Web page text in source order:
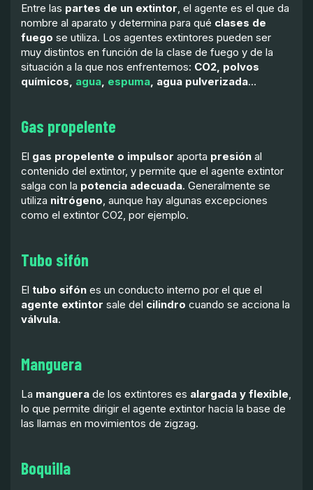
Entre las partes de un extintor, el agente es el que da
nombre al aparato y determina para qué clases de
fuego se utiliza. Los agentes extintores pueden ser
muy distintos en función de la clase de fuego y de la
situación a la que nos enfrentemos: CO2, polvos
químicos, agua, espuma, agua pulverizada…
Gas propelente
El gas propelente o impulsor aporta presión al
contenido del extintor, y permite que el agente extintor
salga con la potencia adecuada. Generalmente se
utiliza nitrógeno, aunque hay algunas excepciones
como el extintor CO2, por ejemplo.
Tubo sifón
El tubo sifón es un conducto interno por el que el
agente extintor sale del cilindro cuando se acciona la
válvula.
Manguera
La manguera de los extintores es alargada y flexible,
lo que permite dirigir el agente extintor hacia la base de
las llamas en movimientos de zigzag.
Boquilla